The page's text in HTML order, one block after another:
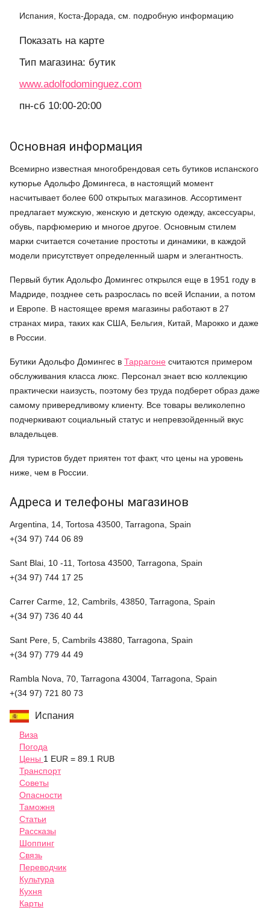
Испания, Коста-Дорада, см. подробную информацию
Показать на карте
Тип магазина: бутик
www.adolfodominguez.com
пн-сб 10:00-20:00
Основная информация
Всемирно известная многобрендовая сеть бутиков испанского
кутюрье Адольфо Домингеса, в настоящий момент
насчитывает более 600 открытых магазинов. Ассортимент
предлагает мужскую, женскую и детскую одежду, аксессуары,
обувь, парфюмерию и многое другое. Основным стилем
марки считается сочетание простоты и динамики, в каждой
модели присутствует определенный шарм и элегантность.
Первый бутик Адольфо Домингес открылся еще в 1951 году в
Мадриде, позднее сеть разрослась по всей Испании, а потом
и Европе. В настоящее время магазины работают в 27
странах мира, таких как США, Бельгия, Китай, Марокко и даже
в России.
Бутики Адольфо Домингес в Таррагоне считаются примером
обслуживания класса люкс. Персонал знает всю коллекцию
практически наизусть, поэтому без труда подберет образ даже
самому привередливому клиенту. Все товары великолепно
подчеркивают социальный статус и непревзойденный вкус
владельцев.
Для туристов будет приятен тот факт, что цены на уровень
ниже, чем в России.
Адреса и телефоны магазинов
Argentina, 14, Tortosa 43500, Tarragona, Spain
+(34 97) 744 06 89
Sant Blai, 10 -11, Tortosa 43500, Tarragona, Spain
+(34 97) 744 17 25
Carrer Carme, 12, Cambrils, 43850, Tarragona, Spain
+(34 97) 736 40 44
Sant Pere, 5, Cambrils 43880, Tarragona, Spain
+(34 97) 779 44 49
Rambla Nova, 70, Tarragona 43004, Tarragona, Spain
+(34 97) 721 80 73
Испания
Виза
Погода
Цены 1 EUR = 89.1 RUB
Транспорт
Советы
Опасности
Таможня
Статьи
Рассказы
Шоппинг
Связь
Переводчик
Культура
Кухня
Карты